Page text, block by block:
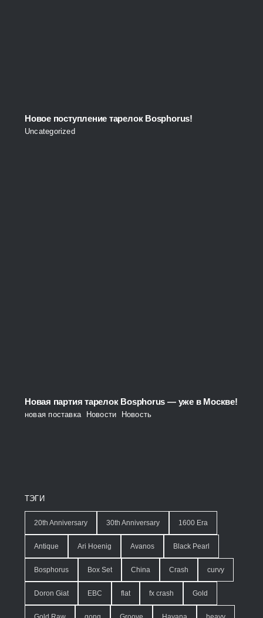
Новое поступление тарелок Bosphorus!
Uncategorized
Новая партия тарелок Bosphorus — уже в Москве!
новая поставка Новости Новость
ТЭГИ
20th Anniversary 30th Anniversary 1600 Era
Antique Ari Hoenig Avanos Black Pearl
Bosphorus Box Set China Crash curvy
Doron Giat EBC flat fx crash Gold